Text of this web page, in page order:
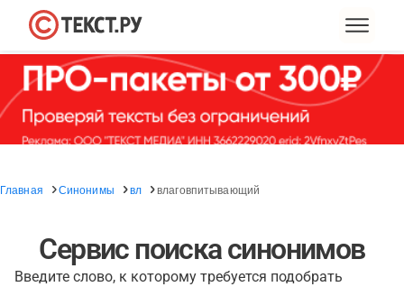
Главная Синонимы вл влаговпитывающий
Сервис поиска синонимов
Введите слово, к которому требуется подобрать